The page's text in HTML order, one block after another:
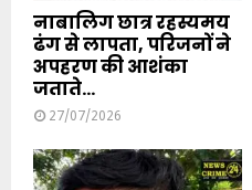
नाबालिग छात्र रहस्यमय
ढंग से लापता, परिजनों ने
अपहरण की आशंका
जताते...
27/07/2026